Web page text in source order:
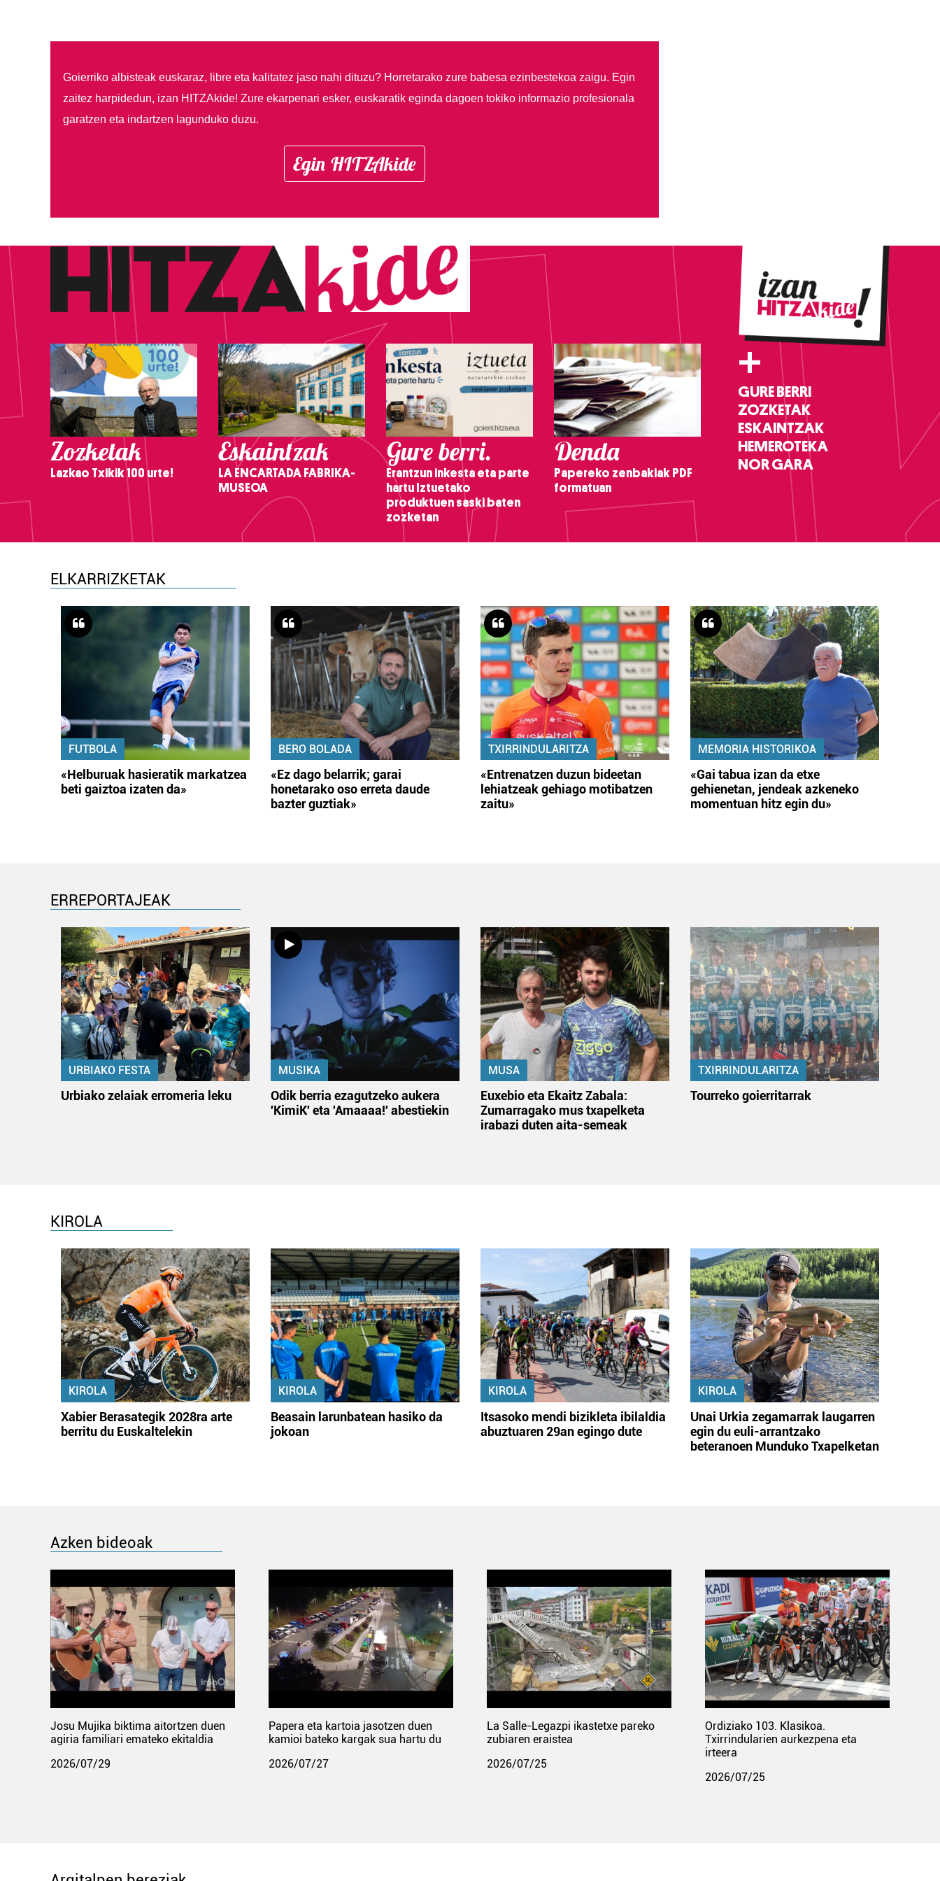
Goierriko albisteak euskaraz, libre eta kalitatez jaso nahi dituzu? Horretarako zure babesa ezinbestekoa zaigu. Egin
zaitez harpidedun, izan HITZAkide! Zure ekarpenari esker, euskaratik eginda dagoen tokiko informazio profesionala
garatzen eta indartzen lagunduko duzu.
Egin HITZAkide
Zozketak
Lazkao Txikik 100 urte!
Eskaintzak
LA ENCARTADA FABRIKA-
MUSEOA
Gure berri.
Erantzun inkesta eta parte
hartu Iztuetako
produktuen saski baten
zozketan
Denda
Papereko zenbakiak PDF
formatuan
+
GURE BERRI
ZOZKETAK
ESKAINTZAK
HEMEROTEKA
NOR GARA
ELKARRIZKETAK
FUTBOLA
«Helburuak hasieratik markatzea
beti gaiztoa izaten da»
BERO BOLADA
«Ez dago belarrik; garai
honetarako oso erreta daude
bazter guztiak»
TXIRRINDULARITZA
«Entrenatzen duzun bideetan
lehiatzeak gehiago motibatzen
zaitu»
MEMORIA HISTORIKOA
«Gai tabua izan da etxe
gehienetan, jendeak azkeneko
momentuan hitz egin du»
ERREPORTAJEAK
URBIAKO FESTA
Urbiako zelaiak erromeria leku
MUSIKA
Odik berria ezagutzeko aukera
'KimiK' eta 'Amaaaa!' abestiekin
MUSA
Euxebio eta Ekaitz Zabala:
Zumarragako mus txapelketa
irabazi duten aita-semeak
TXIRRINDULARITZA
Tourreko goierritarrak
KIROLA
KIROLA
Xabier Berasategik 2028ra arte
berritu du Euskaltelekin
KIROLA
Beasain larunbatean hasiko da
jokoan
KIROLA
Itsasoko mendi bizikleta ibilaldia
abuztuaren 29an egingo dute
KIROLA
Unai Urkia zegamarrak laugarren
egin du euli-arrantzako
beteranoen Munduko Txapelketan
Azken bideoak
Josu Mujika biktima aitortzen duen
agiria familiari emateko ekitaldia
2026/07/29
Papera eta kartoia jasotzen duen
kamioi bateko kargak sua hartu du
2026/07/27
La Salle-Legazpi ikastetxe pareko
zubiaren eraistea
2026/07/25
Ordiziako 103. Klasikoa.
Txirrindularien aurkezpena eta
irteera
2026/07/25